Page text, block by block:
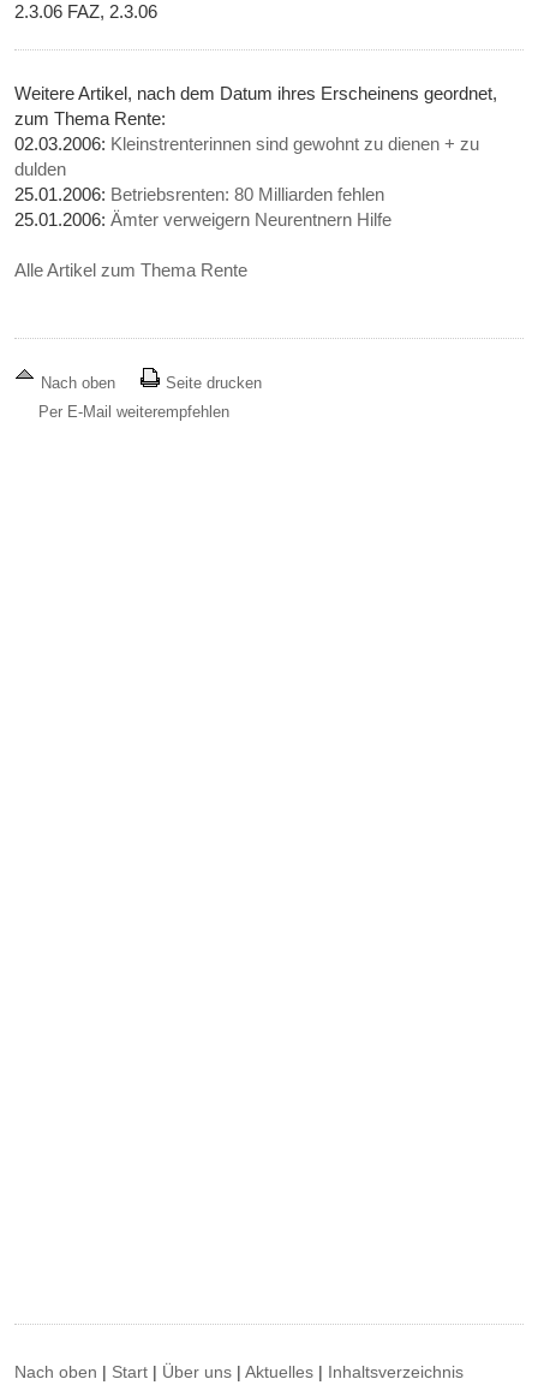
2.3.06 FAZ, 2.3.06
Weitere Artikel, nach dem Datum ihres Erscheinens geordnet,
zum Thema Rente:
02.03.2006: Kleinstrenterinnen sind gewohnt zu dienen + zu
dulden
25.01.2006: Betriebsrenten: 80 Milliarden fehlen
25.01.2006:Ämter verweigern Neurentnern Hilfe
Alle Artikel zum Thema Rente
Nach oben
Seite drucken
Per E-Mail weiterempfehlen
Nach oben | Start | Über uns |Aktuelles | Inhaltsverzeichnis